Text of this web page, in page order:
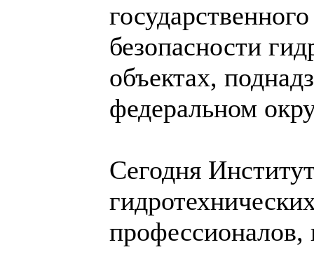
безопасности
объектах,
федеральном
Сегодня
профессионалов,